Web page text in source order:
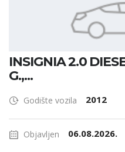
INSIGNIA 2.0
G.,...
Godište vozila 2012
Objavljen 06.08.2026.